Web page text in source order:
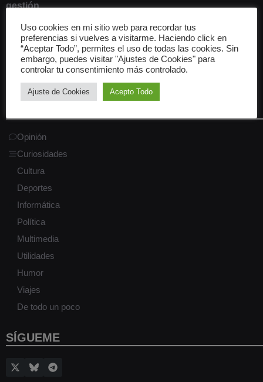
gestión
9 marzo 2021
Alias en Linux: aliados en la línea de comandos
13 junio 2020
Una historia de Euskadi
1 junio 2020
Opinión
Curiosidades
Cultura
Deportes
Informática
Política
Multimedia
Utilidades
Humor
Viajes
De todo un poco
SÍGUEME
Uso cookies en mi sitio web para recordar tus
preferencias si vuelves a visitarme. Haciendo click en
“Aceptar Todo”, permites el uso de todas las cookies. Sin
embargo, puedes visitar "Ajustes de Cookies" para
controlar tu consentimiento más controlado.
Ajuste de Cookies Acepto Todo